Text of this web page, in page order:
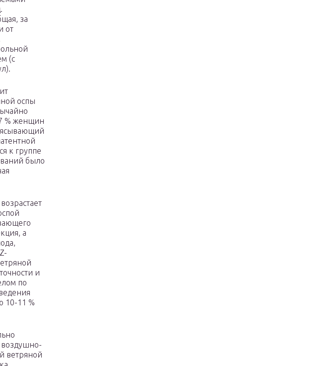
за
от
(с
оспы
% женщин
к группе
было
а
и
по
10-11 %
воздушно-
ветряной